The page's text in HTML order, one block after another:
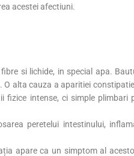
acestei afectiuni.
si lichide, in special apa.
alta cauza a aparitiei
intense, ci simple plimbari
peretelui intestinului,
apare ca un simptom al